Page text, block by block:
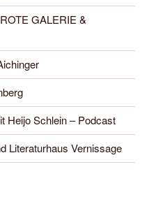
GALERIE &
Heijo Schlein – Podcast
Literaturhaus Vernissage